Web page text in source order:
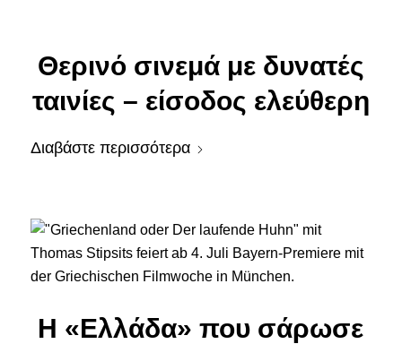
Θερινό σινεμά με δυνατές
ταινίες – είσοδος ελεύθερη
Διαβάστε περισσότερα
Η «Ελλάδα» που σάρωσε